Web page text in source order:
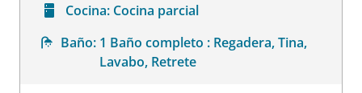
Cocina: Cocina parcial
Baño: 1 Baño completo : Regadera, Tina,
Lavabo, Retrete